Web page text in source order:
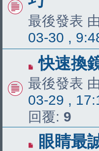
最後發表 由
03-30 ,
快速換
最後發表 由
03-29 ,
回覆: 9
眼睛最